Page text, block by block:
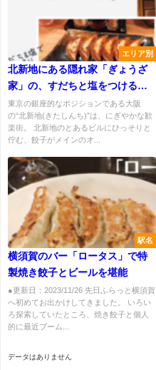
エリア別
北新地にある隠れ家「ぎょうざ
家」の、すだちと塩をつける餃
子が最強 !
東京の銀座的なポジションである大阪
の“北新地(きたしんち)”は、にぎやかな歓
楽街。 北新地のとあるビルにひっそりと
佇む、餃子がメインのオ...
駅名
横須賀のバー「ロータス」で特
製焼き餃子とビールを堪能
●更新日：2023/11/26 先日ふらっと横須賀
へ初めてお出かけしてきました。 いろい
ろ探索していたところ、焼き餃子と個人
的に最近ブーム...
データはありません